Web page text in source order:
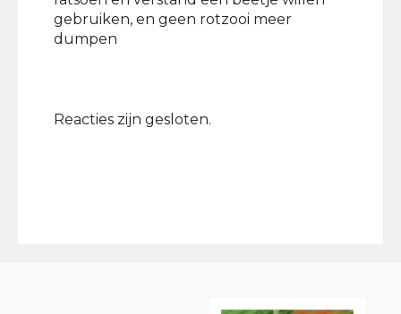
gebruiken, en geen rotzooi meer
dumpen
Reacties zijn gesloten.